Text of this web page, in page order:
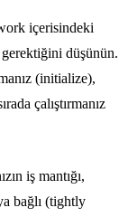
içerisindeki
gerektiğini düşünün.
(initialize),
çalıştırmanız
iş mantığı,
bağlı (tightly